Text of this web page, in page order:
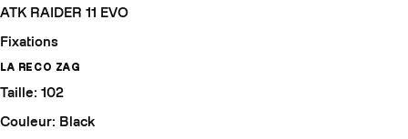
ATK RAIDER 11 EVO
Fixations
LA RECO ZAG
Taille: 102
Couleur: Black